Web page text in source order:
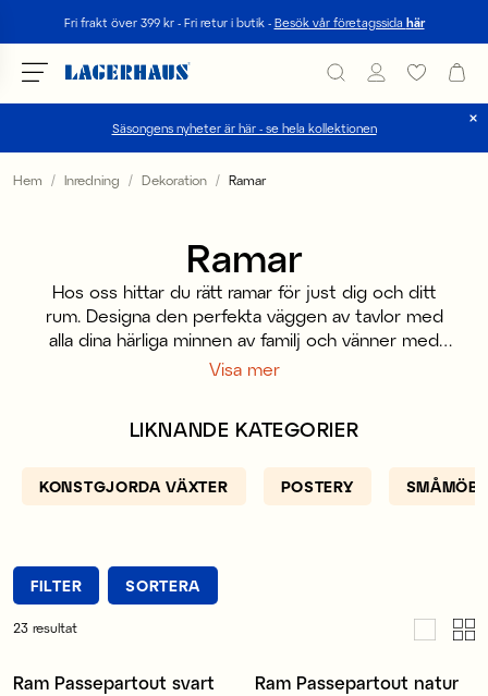
Fri frakt över 399 kr - Fri retur i butik - Besök vår företagssida här
Säsongens nyheter är här - se hela kollektionen
Välj språk / valuta
NO / NKR
SE / SEK
Hem Inredning Dekoration Ramar
Ramar
Hos oss hittar du rätt ramar för just dig och ditt
rum. Designa den perfekta väggen av tavlor med
alla dina härliga minnen av familj och vänner med
hjälp av vår populära Ram PASSEPARTOUT. Om du
mest speciella minnena en del av rummet.
Visa mer
LIKNANDE KATEGORIER
KONSTGJORDA VÄXTER POSTERY
FILTER SORTERA
23 resultat
3 för 2
Ram Passepartout svart 3 för 2
Ram Passepartout natur